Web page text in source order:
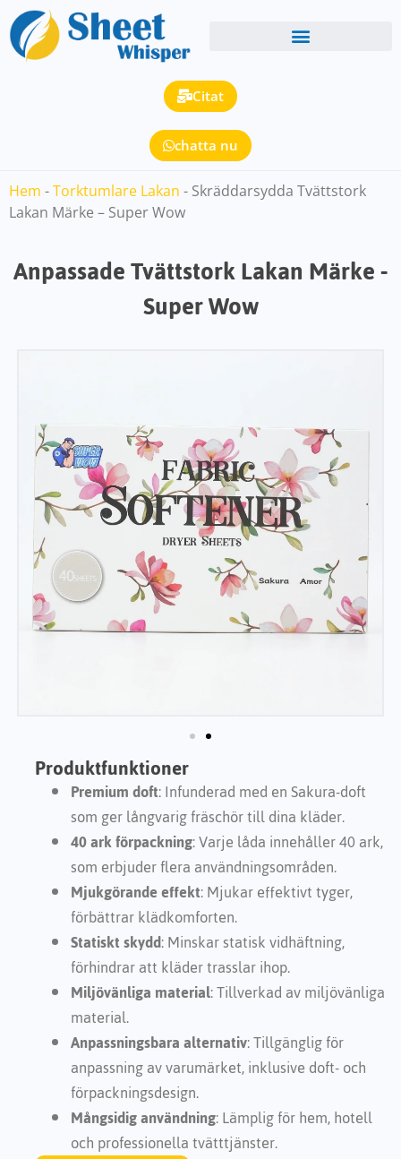
Citat
chatta nu
Hem -Torktumlare Lakan - Skräddarsydda Tvättstork
Lakan Märke – Super Wow
Anpassade Tvättstork Lakan Märke -
Super Wow
Produktfunktioner
Premium doft: Infunderad med en Sakura-doft
som ger långvarig fräschör till dina kläder.
40 ark förpackning: Varje låda innehåller 40 ark,
som erbjuder flera användningsområden.
Mjukgörande effekt: Mjukar effektivt tyger,
förbättrar klädkomforten.
Statiskt skydd: Minskar statisk vidhäftning,
förhindrar att kläder trasslar ihop.
Miljövänliga material: Tillverkad av miljövänliga
material.
Anpassningsbara alternativ: Tillgänglig för
anpassning av varumärket, inklusive doft- och
förpackningsdesign.
Mångsidig användning: Lämplig för hem, hotell
och professionella tvätttjänster.